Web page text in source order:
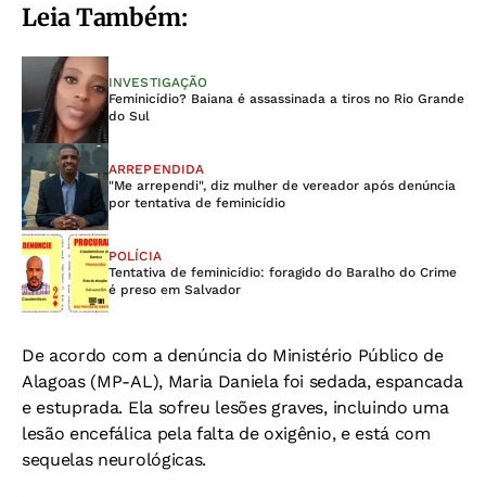
Leia Também:
INVESTIGAÇÃO
Feminicídio? Baiana é assassinada a tiros no Rio Grande
do Sul
ARREPENDIDA
"Me arrependi", diz mulher de vereador após denúncia
por tentativa de feminicídio
POLÍCIA
Tentativa de feminicídio: foragido do Baralho do Crime
é preso em Salvador
De acordo com a denúncia do Ministério Público de
Alagoas (MP-AL), Maria Daniela foi sedada, espancada
e estuprada. Ela sofreu lesões graves, incluindo uma
lesão encefálica pela falta de oxigênio, e está com
sequelas neurológicas.